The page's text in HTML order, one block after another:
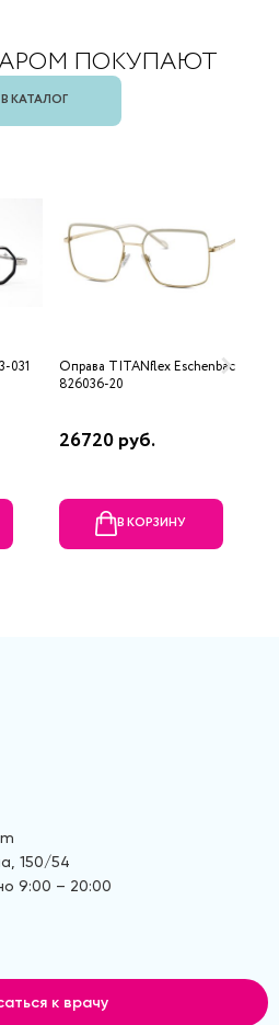
ПОКУПАЮТ
В КАТАЛОГ
031
Оправа TITANflex Eschenbach
826036-20
26720 руб.
В КОРЗИНУ
150/54
9:00 – 20:00
к врачу